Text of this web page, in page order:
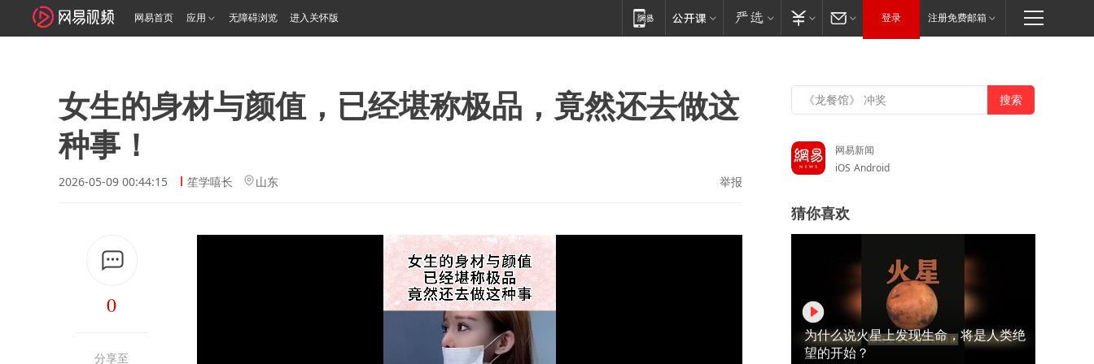
网易首页 应用 无障碍浏览 进入关怀版 登录 注册免费邮箱
女生的身材与颜值，已经堪称极品，竟然还去做这
种事！
2026-05-09 00:44:15 笙学嘻长 山东 举报
0
分享至
网易新闻
iOS Android
猜你喜欢
为什么说火星上发现生命，将是人类绝
望的开始？